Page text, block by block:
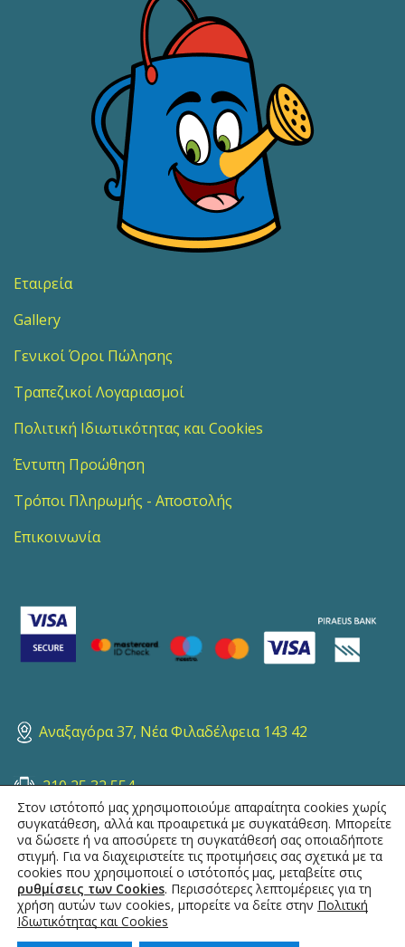
Εταιρεία
Gallery
Γενικοί Όροι Πώλησης
Τραπεζικοί Λογαριασμοί
Πολιτική Ιδιωτικότητας και Cookies
Έντυπη Προώθηση
Τρόποι Πληρωμής - Αποστολής
Επικοινωνία
Αναξαγόρα 37, Νέα Φιλαδέλφεια 143 42
210 25 32 554
sales@topotistiraki.gr
info@topotistiraki.gr
Στον ιστότοπό μας χρησιμοποιούμε απαραίτητα cookies χωρίς
συγκατάθεση, αλλά και προαιρετικά με συγκατάθεση. Μπορείτε
να δώσετε ή να αποσύρετε τη συγκατάθεσή σας οποιαδήποτε
στιγμή. Για να διαχειριστείτε τις προτιμήσεις σας σχετικά με τα
cookies που χρησιμοποιεί ο ιστότοπός μας, μεταβείτε στις
ρυθμίσεις των Cookies. Περισσότερες λεπτομέρειες για τη
χρήση αυτών των cookies, μπορείτε να δείτε στην Πολιτική
Ιδιωτικότητας και Cookies